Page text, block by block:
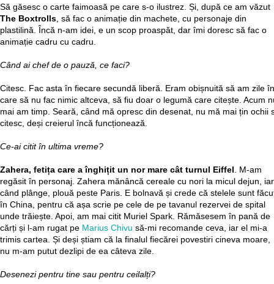
Să găsesc o carte faimoasă pe care s-o ilustrez. Și, după ce am văzut
The Boxtrolls, să fac o animație din machete, cu personaje din
plastilină. Încă n-am idei, e un scop proaspăt, dar îmi doresc să fac o
animație cadru cu cadru.
Când ai chef de o pauză, ce faci?
Citesc. Fac asta în fiecare secundă liberă. Eram obișnuită să am zile în
care să nu fac nimic altceva, să fiu doar o legumă care citește. Acum
mai am timp. Seară, când mă opresc din desenat, nu mă mai țin ochii
citesc, deși creierul încă funcționează.
Ce-ai citit în ultima vreme?
Zahera, fetița care a înghițit un nor mare cât turnul Eiffel . M-am
regăsit în personaj. Zahera mănâncă cereale cu nori la micul dejun, iar
când plânge, plouă peste Paris. E bolnavă și crede că stelele sunt
în China, pentru că așa scrie pe cele de pe tavanul rezervei de spital
unde trăiește. Apoi, am mai citit Muriel Spark. Rămăsesem în pană de
cărți și l-am rugat pe Marius Chivu să-mi recomande ceva, iar el mi-a
trimis cartea. Și deși știam că la finalul fiecărei povestiri cineva moare,
nu m-am putut dezlipi de ea câteva zile.
Desenezi pentru tine sau pentru ceilalți?